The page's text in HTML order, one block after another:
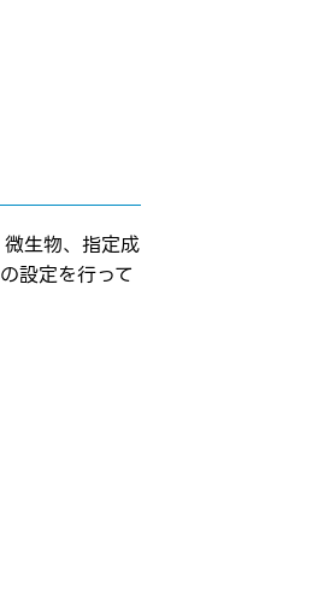
生物、指定成
設定を行って